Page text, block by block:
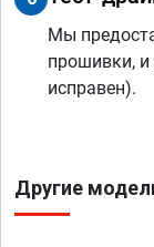
Мы
прошивки, и
исправен).
Другие